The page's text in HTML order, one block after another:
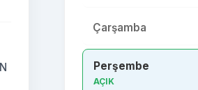
Çarşamba
Perşembe
AÇIK